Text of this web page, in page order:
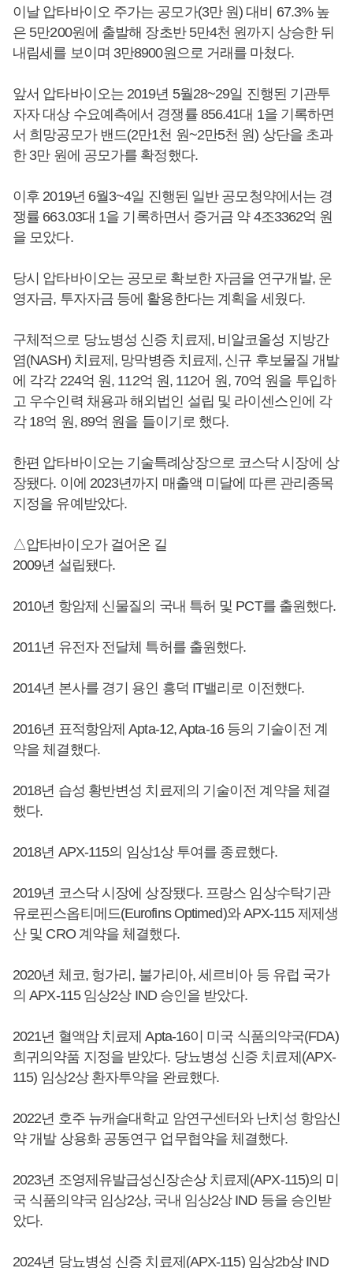
이날 압타바이오 주가는 공모가(3만 원) 대비 67.3% 높
은 5만200원에 출발해 장초반 5만4천 원까지 상승한 뒤
내림세를 보이며 3만8900원으로 거래를 마쳤다.
앞서 압타바이오는 2019년 5월28~29일 진행된 기관투
자자 대상 수요예측에서 경쟁률 856.41대 1을 기록하면
서 희망공모가 밴드(2만1천 원~2만5천 원) 상단을 초과
한 3만 원에 공모가를 확정했다.
이후 2019년 6월3~4일 진행된 일반 공모청약에서는 경
쟁률 663.03대 1을 기록하면서 증거금 약 4조3362억 원
을 모았다.
당시 압타바이오는 공모로 확보한 자금을 연구개발, 운
영자금, 투자자금 등에 활용한다는 계획을 세웠다.
구체적으로 당뇨병성 신증 치료제, 비알코올성 지방간
염(NASH) 치료제, 망막병증 치료제, 신규 후보물질 개발
에 각각 224억 원, 112억 원, 112어 원, 70억 원을 투입하
고 우수인력 채용과 해외법인 설립 및 라이센스인에 각
각 18억 원, 89억 원을 들이기로 했다.
한편 압타바이오는 기술특례상장으로 코스닥 시장에 상
장됐다. 이에 2023년까지 매출액 미달에 따른 관리종목
지정을 유예받았다.
△압타바이오가 걸어온 길
2009년 설립됐다.
2010년 항암제 신물질의 국내 특허 및 PCT를 출원했다.
2011년 유전자 전달체 특허를 출원했다.
2014년 본사를 경기 용인 흥덕 IT밸리로 이전했다.
2016년 표적항암제 Apta-12, Apta-16 등의 기술이전 계
약을 체결했다.
2018년 습성 황반변성 치료제의 기술이전 계약을 체결
했다.
2018년 APX-115의 임상1상 투여를 종료했다.
2019년 코스닥 시장에 상장됐다. 프랑스 임상수탁기관
유로핀스옵티메드(Eurofins Optimed)와 APX-115 제제생
산 및 CRO 계약을 체결했다.
2020년 체코, 헝가리, 불가리아, 세르비아 등 유럽 국가
의 APX-115 임상2상 IND 승인을 받았다.
2021년 혈액암 치료제 Apta-16이 미국 식품의약국(FDA)
희귀의약품 지정을 받았다. 당뇨병성 신증 치료제(APX-
115) 임상2상 환자투약을 완료했다.
2022년 호주 뉴캐슬대학교 암연구센터와 난치성 항암신
약 개발 상용화 공동연구 업무협약을 체결했다.
2023년 조영제유발급성신장손상 치료제(APX-115)의 미
국 식품의약국 임상2상, 국내 임상2상 IND 등을 승인받
았다.
2024년 당뇨병성 신증 치료제(APX-115) 임상2b상 IND